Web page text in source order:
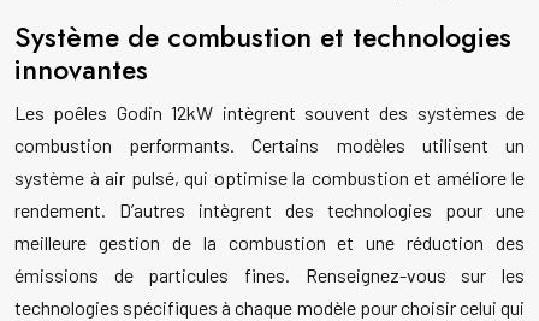
Système de combustion et technologies
innovantes
Les poêles Godin 12kW intègrent souvent des systèmes de
combustion performants. Certains modèles utilisent un
système à air pulsé, qui optimise la combustion et améliore le
rendement. D’autres intègrent des technologies pour une
meilleure gestion de la combustion et une réduction des
émissions de particules fines. Renseignez-vous sur les
technologies spécifiques à chaque modèle pour choisir celui qui